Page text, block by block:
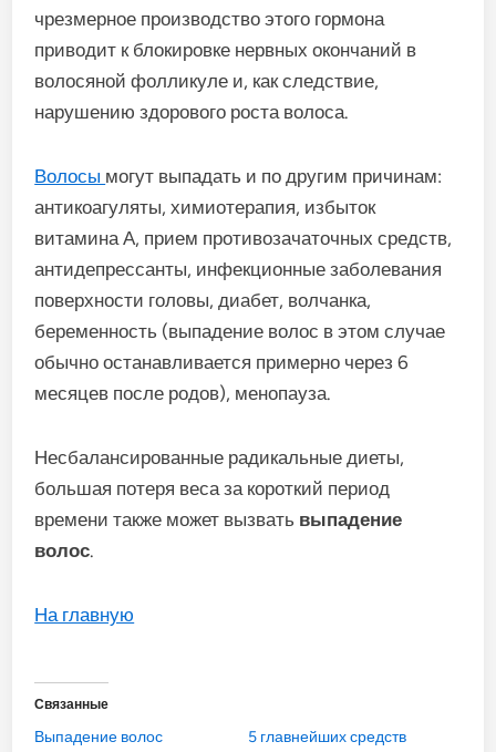
чрезмерное производство этого гормона
приводит к блокировке нервных окончаний в
волосяной фолликуле и, как следствие,
нарушению здорового роста волоса.
Волосы могут выпадать и по другим причинам:
антикоагуляты, химиотерапия, избыток
витамина А, прием противозачаточных средств,
антидепрессанты, инфекционные заболевания
поверхности головы, диабет, волчанка,
беременность (выпадение волос в этом случае
обычно останавливается примерно через 6
месяцев после родов), менопауза.
Несбалансированные радикальные диеты,
большая потеря веса за короткий период
времени также может вызвать выпадение
волос.
На главную
Связанные
Выпадение волос
5 главнейших средств